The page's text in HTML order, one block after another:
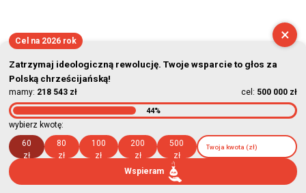
×
Cel na 2026 rok
Zatrzymaj ideologiczną rewolucję. Twoje wsparcie to głos za
Polską chrześcijańską!
mamy: 218 543 zł cel: 500 000 zł
44%
wybierz kwotę:
60
zł
80
zł
100
zł
200
zł
500
zł
Wspieram